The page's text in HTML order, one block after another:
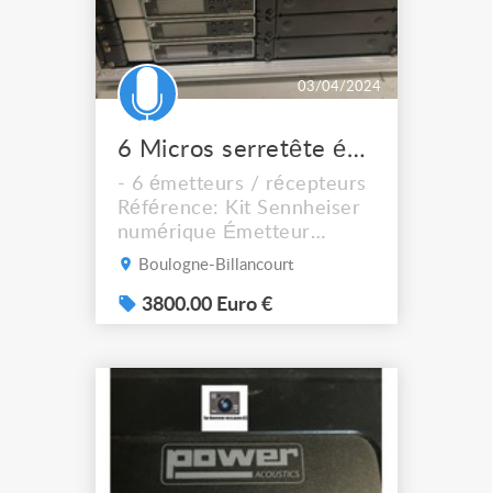
03/04/2024
6 Micros serretête émetteurs récepteurs
- 6 émetteurs / récepteurs
Référence: Kit Sennheiser
numérique Émetteur
pocket + récepteur
fréquence : Q1-6 EW-D-
CI1 set - 6 micros serre-
cardio couleur chair, Core
488 + adaptateur
microdot/jack stéréo - Un
rack contenant les 6 Ils
n'ont servi que 6 mois
Boulogne-Billancourt
3800.00 Euro €